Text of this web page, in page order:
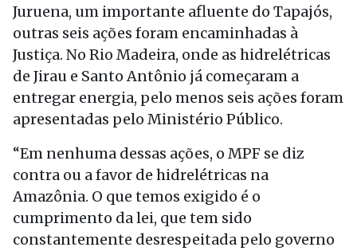
Juruena, um importante afluente do Tapajós,
outras seis ações foram encaminhadas à
Justiça. No Rio Madeira, onde as hidrelétricas
de Jirau e Santo Antônio já começaram a
entregar energia, pelo menos seis ações foram
apresentadas pelo Ministério Público.
“Em nenhuma dessas ações, o MPF se diz
contra ou a favor de hidrelétricas na
Amazônia. O que temos exigido é o
cumprimento da lei, que tem sido
constantemente desrespeitada pelo governo